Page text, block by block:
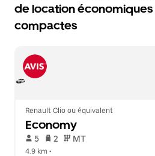
de location
compactes
Renault Clio ou équivalent
Economy
5 2 MT
4.9 km •